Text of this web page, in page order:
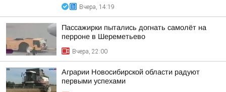
Вчера, 14:19
Пассажирки пытались догнать самолёт на
перроне в Шереметьево
Вчера, 22:00
Аграрии Новосибирской области радуют
первыми успехами